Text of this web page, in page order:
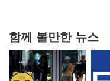
함께 볼만한 뉴스